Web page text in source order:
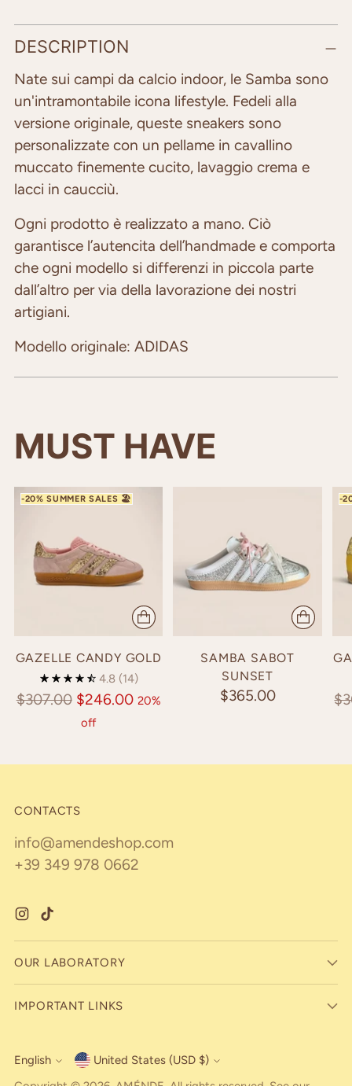
Adding
product
to
your
cart
DESCRIPTION
Nate sui campi da calcio indoor, le Samba sono
un'intramontabile icona lifestyle. Fedeli alla
versione originale, queste sneakers sono
personalizzate con un pellame in cavallino
muccato finemente cucito, lavaggio crema e
lacci in caucciù.
Ogni prodotto è realizzato a mano. Ciò
garantisce l’autencita dell’handmade e comporta
che ogni modello si differenzi in piccola parte
dall’altro per via della lavorazione dei nostri
artigiani.
Modello originale: ADIDAS
MUST HAVE
GAZELLE CANDY GOLD
4.8 (14)
Regular
$307.00 $246.00 20%
off
SAMBA SABOT
SUNSET
$365.00
CONTACTS
info@amendeshop.com
+39 349 978 0662
OUR LABORATORY
IMPORTANT LINKS
Language
English Currency
United States (USD $)